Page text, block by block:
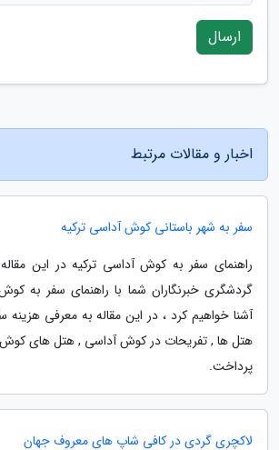
ارسال
اخبار و مقالات مرتبط
سفر به شهر باستانی کوش آداسی ترکیه
راهنمای سفر به کوش آداسی ترکیه در این
گردشگری خبرنگاران شما با راهنمای سفر به
آشنا خواهیم کرد ، در این مقاله به معرفی
هتل ها , تفریحات در کوش آداسی , هتل های
پرداخت.
لاکچری گردی در کافی شاپ های معروف جهان